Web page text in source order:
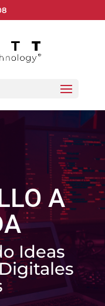
A
Ideas